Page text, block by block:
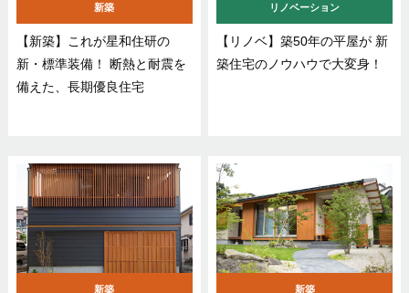
新築
【新築】これが星和住研の
新・標準装備！ 断熱と耐震を
備えた、長期優良住宅
リノベーション
【リノベ】築50年の平屋が 新
築住宅のノウハウで大変身！
新築 新築